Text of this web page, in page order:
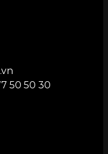
50 50 30